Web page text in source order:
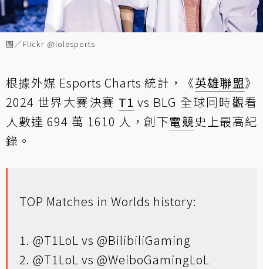
圖／Flickr @lolesports
根據外媒 Esports Charts 統計，《英雄聯盟》
2024 世界大賽決賽 T1 vs BLG 全球同時觀看
人數達 694 萬 1610 人，創下電競史上最高紀
錄。
TOP Matches in Worlds history:
1. @T1LoL vs @BilibiliGaming
2. @T1LoL vs @WeiboGamingLoL